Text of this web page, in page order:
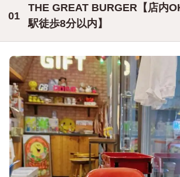
THE GREAT BURGER【店内
駅徒歩8分以内】